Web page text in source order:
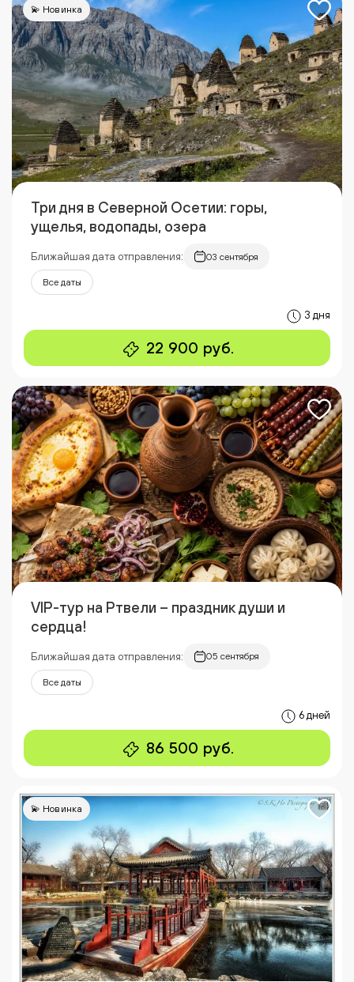
💫 Новинка
Три дня в Северной Осетии: горы,
ущелья, водопады, озера
Ближайшая дата отправления: 03 сентября
Все даты
3 дня
22 900 руб.
VIP-тур на Ртвели – праздник души и
сердца!
Ближайшая дата отправления: 05 сентября
Все даты
6 дней
86 500 руб.
💫 Новинка